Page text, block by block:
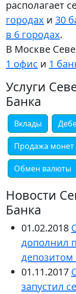
располагает
городах и 30
в 6 городах.
В Москве
1 офис и 1
Услуги
Банка
Вклады
Продажа монет
Обмен валюты
Новости
Банка
01.02.2018
дополнил
01.11.2017
запустил